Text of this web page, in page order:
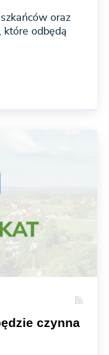
oraz
które odbędą
czynna